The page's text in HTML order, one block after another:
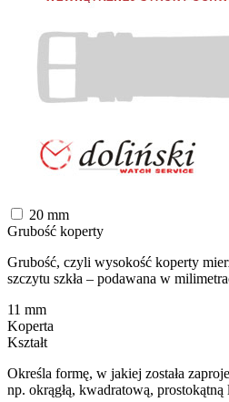
20 mm
Grubość koperty
Grubość, czyli wysokość koperty
szczytu szkła – podawana w
11 mm
Koperta
Kształt
Określa formę, w jakiej została
np. okrągłą, kwadratową, prostokątną